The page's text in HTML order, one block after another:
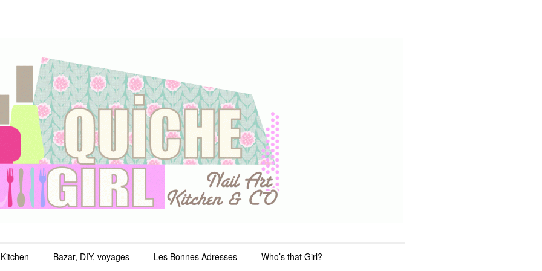
Kitchen Bazar, DIY, voyages Les Bonnes Adresses Who’s that Girl?